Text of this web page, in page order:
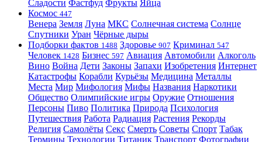
Сладости Фастфуд Фрукты Яйца
Космос 447
Венера Земля Луна МКС Солнечная система Солнце
Спутники Уран Чёрные дыры
Подборки фактов 1488 Здоровье 907 Криминал 547
Человек 1428 Бизнес 597 Авиация Автомобили Алкоголь
Вино Война Дети Законы Запахи Изобретения Интернет
Катастрофы Корабли Курьёзы Медицина Металлы
Места Мир Мифология Мифы Названия Наркотики
Общество Олимпийские игры Оружие Отношения
Персоны Пиво Политика Природа Психология
Путешествия Работа Радиация Растения Рекорды
Религия Самолёты Секс Смерть Советы Спорт Табак
Термины Технологии Титаник Транспорт Фотографии